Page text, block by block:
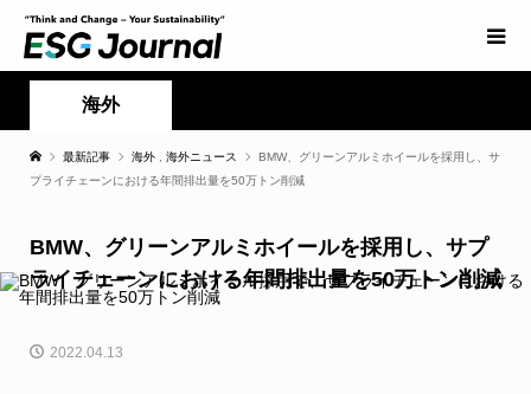
海外
最新記事 海外 海外ニュース
BMW、グリーンアルミホイールを採用し、サ
プライチェーンにおける年間排出量を50万トン削減
BMW、グリーンアルミホイールを採用し、サプ
ライチェーンにおける年間排出量を50万トン削減
2022.04.13